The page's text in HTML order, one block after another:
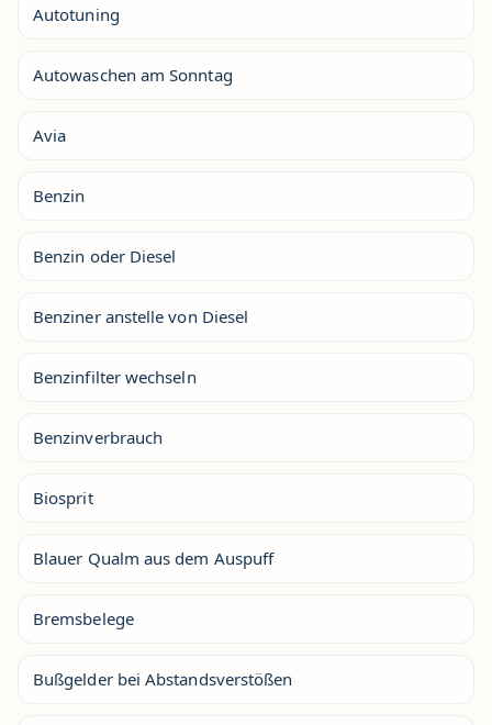
Autotuning
Autowaschen am Sonntag
Avia
Benzin
Benzin oder Diesel
Benziner anstelle von Diesel
Benzinfilter wechseln
Benzinverbrauch
Biosprit
Blauer Qualm aus dem Auspuff
Bremsbelege
Bußgelder bei Abstandsverstößen